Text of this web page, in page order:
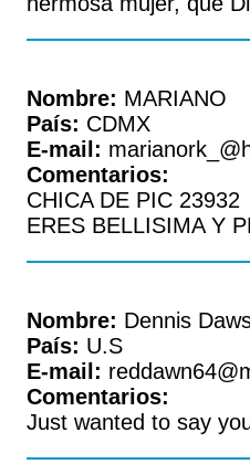
Nombre: MARIANO
País: CDMX
E-mail:
Comentarios:
CHICA DE PIC 23932
ERES BELLISIMA Y
Nombre: Dennis
País: U.S
E-mail:
Comentarios:
Just wanted to say